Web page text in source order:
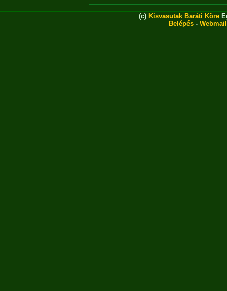
(c) Kisvasutak Baráti Köre
Belépés - Webmail